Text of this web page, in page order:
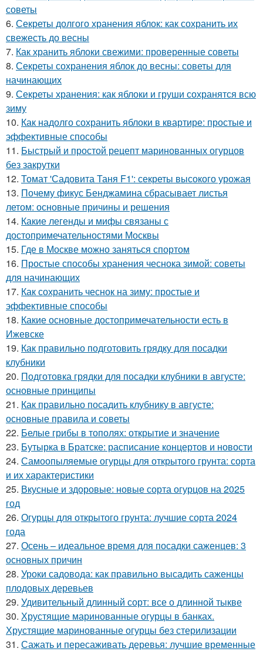
советы
6. Секреты долгого хранения яблок: как сохранить их
свежесть до весны
7. Как хранить яблоки свежими: проверенные советы
8. Секреты сохранения яблок до весны: советы для
начинающих
9. Секреты хранения: как яблоки и груши сохранятся всю
зиму
10. Как надолго сохранить яблоки в квартире: простые и
эффективные способы
11. Быстрый и простой рецепт маринованных огурцов
без закрутки
12. Томат 'Садовита Таня F1': секреты высокого урожая
13. Почему фикус Бенджамина сбрасывает листья
летом: основные причины и решения
14. Какие легенды и мифы связаны с
достопримечательностями Москвы
15. Где в Москве можно заняться спортом
16. Простые способы хранения чеснока зимой: советы
для начинающих
17. Как сохранить чеснок на зиму: простые и
эффективные способы
18. Какие основные достопримечательности есть в
Ижевске
19. Как правильно подготовить грядку для посадки
клубники
20. Подготовка грядки для посадки клубники в августе:
основные принципы
21. Как правильно посадить клубнику в августе:
основные правила и советы
22. Белые грибы в тополях: открытие и значение
23. Бутырка в Братске: расписание концертов и новости
24. Самоопыляемые огурцы для открытого грунта: сорта
и их характеристики
25. Вкусные и здоровые: новые сорта огурцов на 2025
год
26. Огурцы для открытого грунта: лучшие сорта 2024
года
27. Осень – идеальное время для посадки саженцев: 3
основных причин
28. Уроки садовода: как правильно высадить саженцы
плодовых деревьев
29. Удивительный длинный сорт: все о длинной тыкве
30. Хрустящие маринованные огурцы в банках.
Хрустящие маринованные огурцы без стерилизации
31. Сажать и пересаживать деревья: лучшие временные